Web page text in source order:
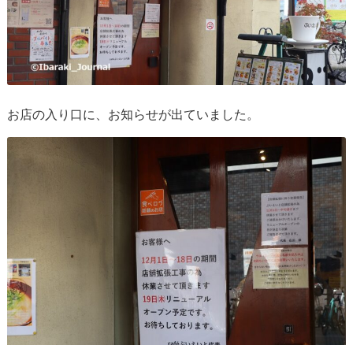
お店の入り口に、お知らせが出ていました。